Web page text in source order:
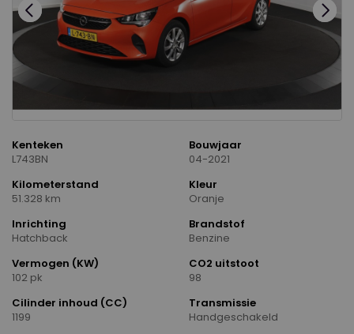
Kenteken
L743BN
Bouwjaar
04-2021
Kilometerstand
51.328 km
Kleur
Oranje
Inrichting
Hatchback
Brandstof
Benzine
Vermogen (KW)
102 pk
CO2 uitstoot
98
Cilinder inhoud (CC)
1199
Transmissie
Handgeschakeld